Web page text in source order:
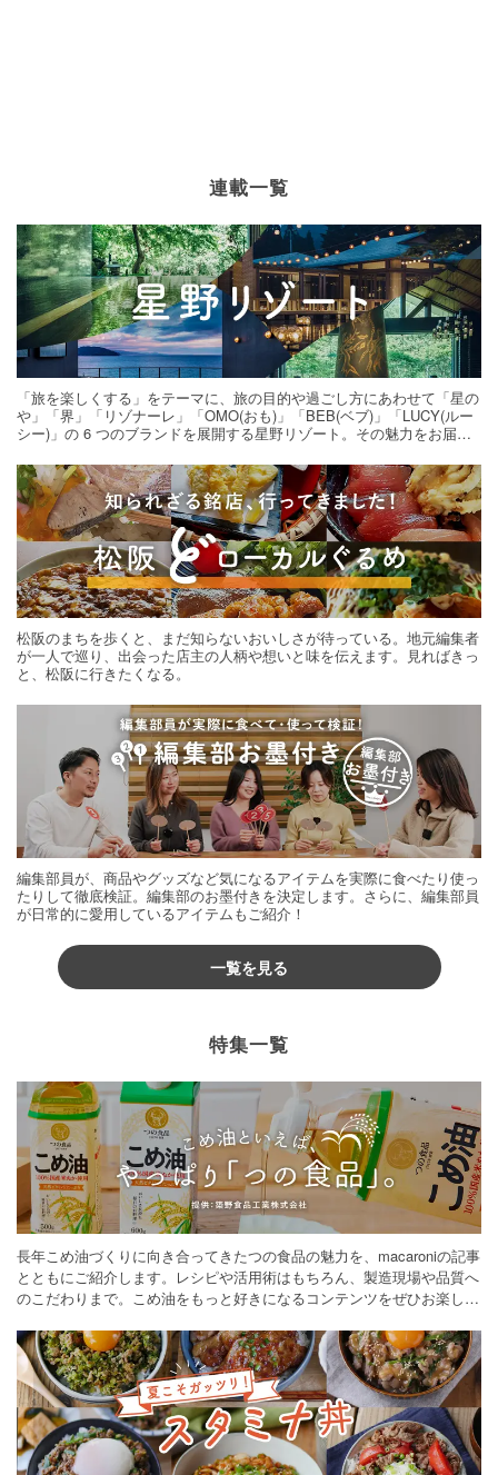
連載一覧
「旅を楽しくする」をテーマに、旅の目的や過ごし方にあわせて「星の
や」「界」「リゾナーレ」「OMO(おも)」「BEB(ベブ)」「LUCY(ルー
シー)」の 6 つのブランドを展開する星野リゾート。その魅力をお届け
松阪のまちを歩くと、まだ知らないおいしさが待っている。地元編集者
が一人で巡り、出会った店主の人柄や想いと味を伝えます。見ればきっ
と、松阪に行きたくなる。
編集部員が、商品やグッズなど気になるアイテムを実際に食べたり使っ
たりして徹底検証。編集部のお墨付きを決定します。さらに、編集部員
が日常的に愛用しているアイテムもご紹介！
一覧を見る
特集一覧
長年こめ油づくりに向き合ってきたつの食品の魅力を、macaroniの記事
とともにご紹介します。レシピや活用術はもちろん、製造現場や品質へ
のこだわりまで。こめ油をもっと好きになるコンテンツをぜひお楽しみ